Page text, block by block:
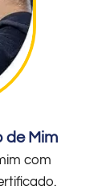
de Mim
com